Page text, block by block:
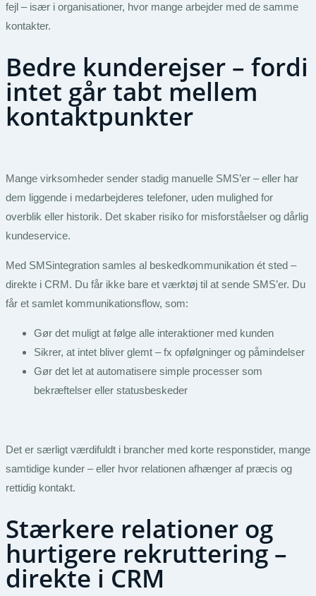
fejl – især i organisationer, hvor mange arbejder med de samme
kontakter.
Bedre kunderejser – fordi
intet går tabt mellem
kontaktpunkter
Mange virksomheder sender stadig manuelle SMS’er – eller har
dem liggende i medarbejderes telefoner, uden mulighed for
overblik eller historik. Det skaber risiko for misforståelser og dårlig
kundeservice.
Med SMSintegration samles al beskedkommunikation ét sted –
direkte i CRM. Du får ikke bare et værktøj til at sende SMS’er. Du
får et samlet kommunikationsflow, som:
Gør det muligt at følge alle interaktioner med kunden
Sikrer, at intet bliver glemt – fx opfølgninger og påmindelser
Gør det let at automatisere simple processer som
bekræftelser eller statusbeskeder
Det er særligt værdifuldt i brancher med korte responstider, mange
samtidige kunder – eller hvor relationen afhænger af præcis og
rettidig kontakt.
Stærkere relationer og
hurtigere rekruttering –
direkte i CRM